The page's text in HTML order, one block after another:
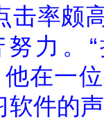
击率颇
力。
在一
软件的